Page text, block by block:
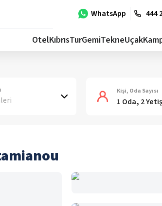
WhatsApp 444
OtelKıbrısTurGemiTekneUçak
Kişi, Oda Sayısı
1 Oda, 2